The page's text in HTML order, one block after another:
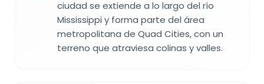
ciudad se extiende a lo largo del río
Mississippi y forma parte del área
metropolitana de Quad Cities, con un
terreno que atraviesa colinas y valles.